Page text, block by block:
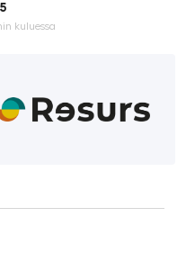
kuluessa